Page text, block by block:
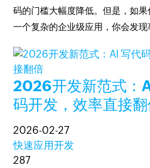
码的门槛大幅度降低。但是，如
一个复杂的企业级应用，你会发现
2026开发新范式：
码开发，效率直接
2026-02-27
快速应用开发
287